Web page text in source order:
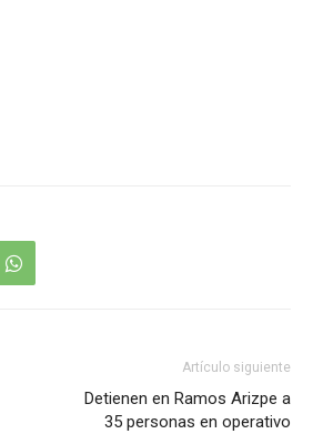
Artículo siguiente
Detienen en Ramos Arizpe a
35 personas en operativo